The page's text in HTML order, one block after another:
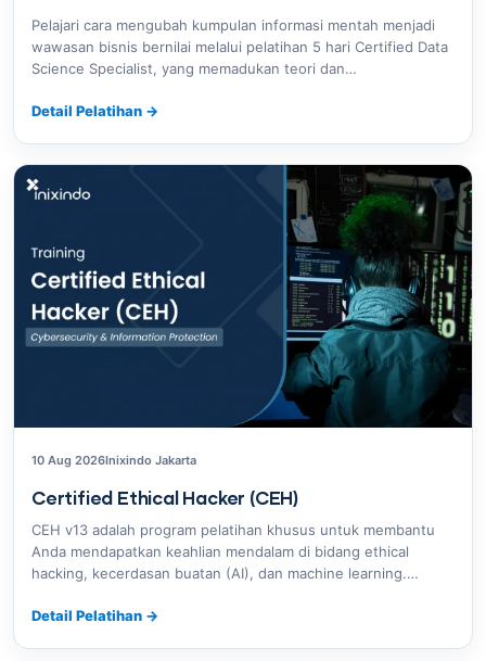
Pelajari cara mengubah kumpulan informasi mentah menjadi
wawasan bisnis bernilai melalui pelatihan 5 hari Certified Data
Science Specialist, yang memadukan teori dan…
Detail Pelatihan →
10 Aug 2026Inixindo Jakarta
Certified Ethical Hacker (CEH)
CEH v13 adalah program pelatihan khusus untuk membantu
Anda mendapatkan keahlian mendalam di bidang ethical
hacking, kecerdasan buatan (AI), dan machine learning.…
Detail Pelatihan →